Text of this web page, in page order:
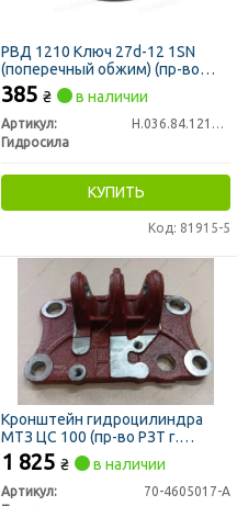
РВД 1210 Ключ 27d-12 1SN
(поперечный обжим) (пр-во
Гидросила)
385 ₴ в наличии
Артикул:
Н.036.84.1210 1SN
Гидросила
КУПИТЬ
Код: 81915-5
Кронштейн гидроцилиндра
МТЗ ЦС 100 (пр-во РЗТ г.
Ромны)
1 825 ₴ в наличии
Артикул:
70-4605017-А